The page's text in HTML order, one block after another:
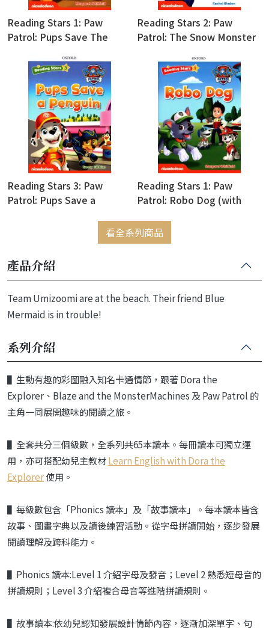
Reading Stars 1: Paw
Patrol: Pups Save The
Resource Download)
Reading Stars 2: Paw
Patrol: The Snow Monster
Resource Download)
Reading Stars 3: Paw
Patrol: Pups Save a
for Resource Download)
Reading Stars 1: Paw
Patrol: Robo Dog (with
Download)
看全系列商品
產品介紹
Team Umizoomi are at the beach. Their friend Blue
Mermaid is in trouble!
系列介紹
▌ 生動有趣的彩圖融入知名卡通情節，跟著Dora the
Explorer、 Blaze and the MonsterMachines及 Paw Patrol 的
主角一同展開趣味的閱讀之旅。
▌全套共分三個級數，全系列共65本讀本。每冊讀本可獨立運
用，亦可搭配幼兒主教材Learn English with Dora the
Explorer使用。
▌每級數包含「Phonics 讀本」及「故事讀本」。每本讀本皆含
故事、圖畫字典以及讀後練習活動。從字母拼讀開始，逐步發展
閱讀理解及跨科能力。
▌Phonics 讀本:Level 1 介紹字母及發音；Level 2 熟悉短母音的
拼讀規則；Level 3 介紹複合母音等進階拼讀規則。
▌故事讀本:依幼兒認知發展設計情節內容，逐漸加深單字、句